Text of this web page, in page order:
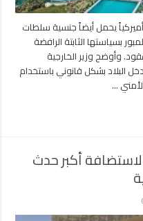
يحمل أيضاً جنسية سلطات
بسياستها الثابتة الرافضة
وأوضح وزير الخارجية
البلاد بشكل قانوني باستخدام
…
أكبر حدث